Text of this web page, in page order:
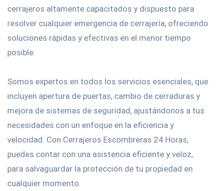
cerrajeros altamente capacitados y dispuesto para
resolver cualquier emergencia de cerrajería, ofreciendo
soluciones rápidas y efectivas en el menor tiempo
posible.
Somos expertos en todos los servicios esenciales, que
incluyen apertura de puertas, cambio de cerraduras y
mejora de sistemas de seguridad, ajustándonos a tus
necesidades con un enfoque en la eficiencia y
velocidad. Con Cerrajeros Escombreras 24 Horas,
puedes contar con una asistencia eficiente y veloz,
para salvaguardar la protección de tu propiedad en
cualquier momento.